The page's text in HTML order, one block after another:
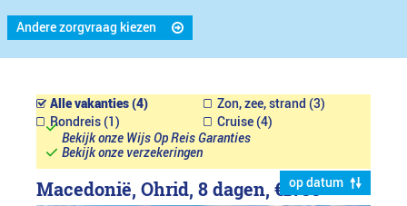
Andere zorgvraag kiezen
Alle vakanties (4)
Zon, zee, strand (3)
Rondreis (1)
Cruise (4)
Bekijk onze Wijs Op Reis Garanties
Bekijk onze verzekeringen
op datum
Macedonië, Ohrid, 8 dagen, €1799